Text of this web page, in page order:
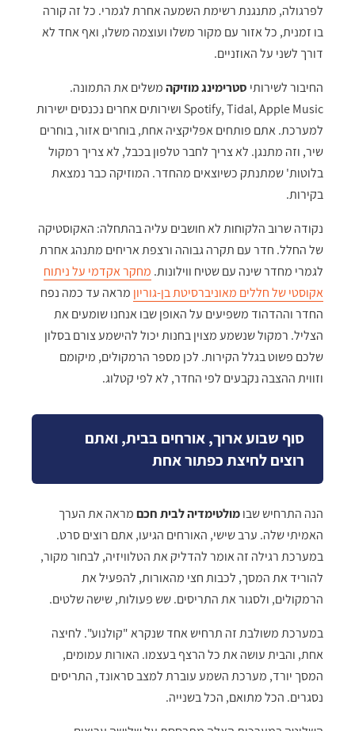
לפרגולה, מתנגנת רשימת השמעה אחרת לגמרי. כל זה קורה
בו זמנית, כל אזור עם מקור משלו ועוצמה משלו, ואף אחד לא
דורך לשני על האוזניים.
החיבור לשירותי סטרימינג מוזיקהמשלים את התמונה.
Spotify, Tidal, Apple Music ושירותים אחרים נכנסים ישירות
למערכת. אתם פותחים אפליקציה אחת, בוחרים אזור, בוחרים
שיר, וזה מתנגן. לא צריך לחבר טלפון בכבל, לא צריך רמקול
בלוטות' שמתנתק כשיוצאים מהחדר. המוזיקה כבר נמצאת
בקירות.
נקודה שרוב הלקוחות לא חושבים עליה בהתחלה: האקוסטיקה
של החלל. חדר עם תקרה גבוהה ורצפת אריחים מתנהג אחרת
לגמרי מחדר שינה עם שטיח ווילונות. מחקר אקדמי על ניתוח
אקוסטי של חללים מאוניברסיטת בן-גוריון מראה עד כמה נפח
החדר וההדהוד משפיעים על האופן שבו אנחנו שומעים את
הצליל. רמקול שנשמע מצוין בחנות יכול להישמע צורם בסלון
שלכם פשוט בגלל הקירות. לכן מספר הרמקולים, מיקומם
וזווית ההצבה נקבעים לפי החדר, לא לפי קטלוג.
סוף שבוע ארוך, אורחים בבית, ואתם
רוצים לחיצת כפתור אחת
הנה התרחיש שבומולטימדיה לבית חכםמראה את הערך
האמיתי שלה. ערב שישי, האורחים הגיעו, אתם רוצים סרט.
במערכת רגילה זה אומר להדליק את הטלוויזיה, לבחור מקור,
להוריד את המסך, לכבות חצי מהאורות, להפעיל את
הרמקולים, ולסגור את התריסים. שש פעולות, שישה שלטים.
במערכת משולבת זה תרחיש אחד שנקרא "קולנוע". לחיצה
אחת, והבית עושה את כל הרצף בעצמו. האורות עמומים,
המסך יורד, מערכת השמע עוברת למצב סראונד, התריסים
נסגרים. הכל מתואם, הכל בשנייה.